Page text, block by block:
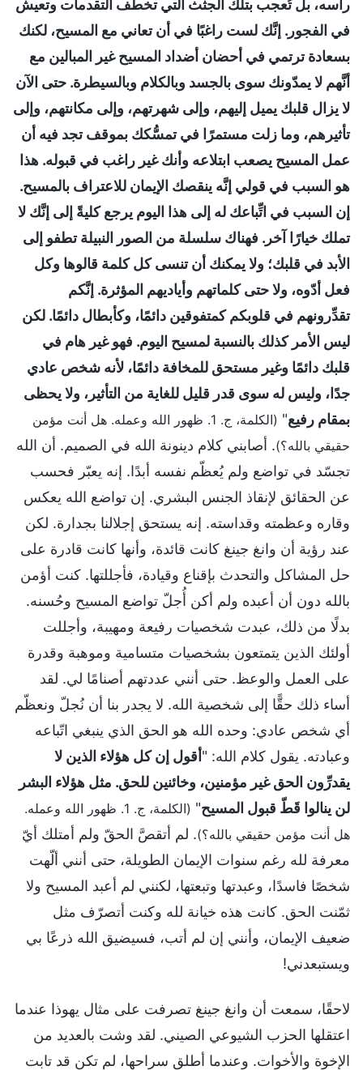
رأسه، بل تُعجب بتلك الجثث التي تخطف التقدمات وتعيش
في الفجور. إنَّك لست راغبًا في أن تعاني مع المسيح، لكنك
بسعادة ترتمي في أحضان أضداد المسيح غير المبالين مع
أنَّهم لا يمدّونك سوى بالجسد وبالكلام وبالسيطرة. حتى الآن
لا يزال قلبك يميل إليهم، وإلى شهرتهم، وإلى مكانتهم، وإلى
تأثيرهم، وما زلت مستمرًا في تمسُّكك بموقف تجد فيه أن
عمل المسيح يصعب ابتلاعه وأنك غير راغب في قبوله. هذا
هو السبب في قولي إنَّه ينقصك الإيمان للاعتراف بالمسيح.
إن السبب في اتِّباعك له إلى هذا اليوم يرجع كليةً إلى إنَّك لا
تملك خيارًا آخر. فهناك سلسلة من الصور النبيلة تطفو إلى
الأبد في قلبك؛ ولا يمكنك أن تنسى كل كلمة قالوها وكل
فعل أدّوه، ولا حتى كلماتهم وأياديهم المؤثرة. إنَّكم
تقدِّرونهم في قلوبكم كمتفوقين دائمًا، وكأبطال دائمًا. لكن
ليس الأمر كذلك بالنسبة لمسيح اليوم. فهو غير هام في
قلبك دائمًا وغير مستحق للمخافة دائمًا، لأنه شخص عادي
جدًا، وليس له سوى قدر قليل للغاية من التأثير، ولا يحظى
بمقام رفيع"
(الكلمة، ج. 1. ظهور الله وعمله. هل أنت مؤمن
حقيقي بالله؟). أصابني كلام دينونة الله في الصميم. أن الله
تجسّد في تواضع ولم يُعظّم نفسه أبدًا. إنه يعبّر فحسب
عن الحقائق لإنقاذ الجنس البشري. إن تواضع الله يعكس
وقاره وعظمته وقداسته. إنه يستحق إجلالنا بجدارة. لكن
عند رؤية أن وانغ جينغ كانت قائدة، وأنها كانت قادرة على
حل المشاكل والتحدث بإقناع وقيادة، فأجللتها. كنت أؤمن
بالله دون أن أعبده ولم أكن أُجلّ تواضع المسيح وحُسنه.
بدلًا من ذلك، عبدت شخصيات رفيعة ومهيبة، وأجللت
أولئك الذين يتمتعون بشخصيات متسامية وموهبة وقدرة
على العمل والوعظ. حتى أنني عددتهم أصنامًا لي. لقد
أساء ذلك حقًّا إلى شخصية الله. لا يجدر بنا أن نُجلّ ونعظّم
أي شخص عادي: وحده الله هو الحق الذي ينبغي اتّباعه
وعبادته. يقول كلام الله: "أقول إن كل هؤلاء الذين لا
يقدرِّون الحق غير مؤمنين، وخائنين للحق. مثل هؤلاء البشر
لن ينالوا قَطّ قبول المسيح"
(الكلمة، ج. 1. ظهور الله وعمله.
هل أنت مؤمن حقيقي بالله؟). لم أتقصَّ الحقّ ولم أمتلك أيّ
معرفة لله رغم سنوات الإيمان الطويلة، حتى أنني ألّهت
شخصًا فاسدًا، وعبدتها وتبعتها، لكنني لم أعبد المسيح ولا
ثمّنت الحق. كانت هذه خيانة لله وكنت أتصرّف مثل
ضعيف الإيمان، وأنني إن لم أتب، فسيضيق الله ذرعًا بي
ويستبعدني!
لاحقًا، سمعت أن وانغ جينغ تصرفت على مثال يهوذا عندما
اعتقلها الحزب الشيوعي الصيني. لقد وشت بالعديد من
الإخوة والأخوات. وعندما أطلق سراحها، لم تكن قد تابت